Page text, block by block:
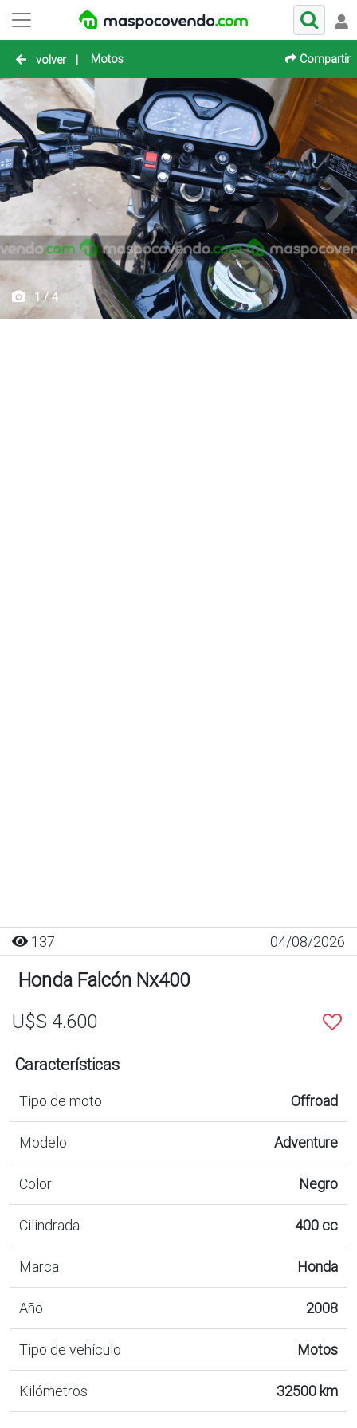
volver | Motos Compartir
1 / 4
137 04/08/2026
Honda Falcón Nx400
U$S 4.600
Características
Tipo de moto Offroad
Modelo Adventure
Color Negro
Cilindrada 400 cc
Marca Honda
Año 2008
Tipo de vehículo Motos
Kilómetros 32500 km